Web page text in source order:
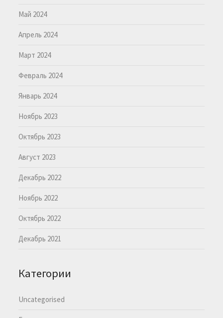
Май 2024
Апрель 2024
Март 2024
Февраль 2024
Январь 2024
Ноябрь 2023
Октябрь 2023
Август 2023
Декабрь 2022
Ноябрь 2022
Октябрь 2022
Декабрь 2021
Категории
Uncategorised